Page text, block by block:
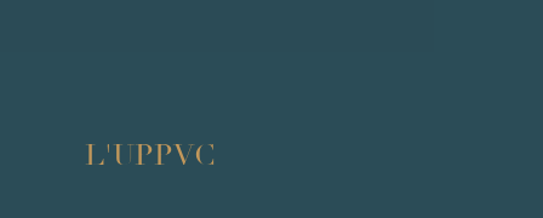
L'UPPVC